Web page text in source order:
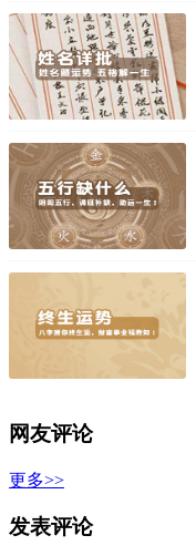
网友评论
更多>>
发表评论